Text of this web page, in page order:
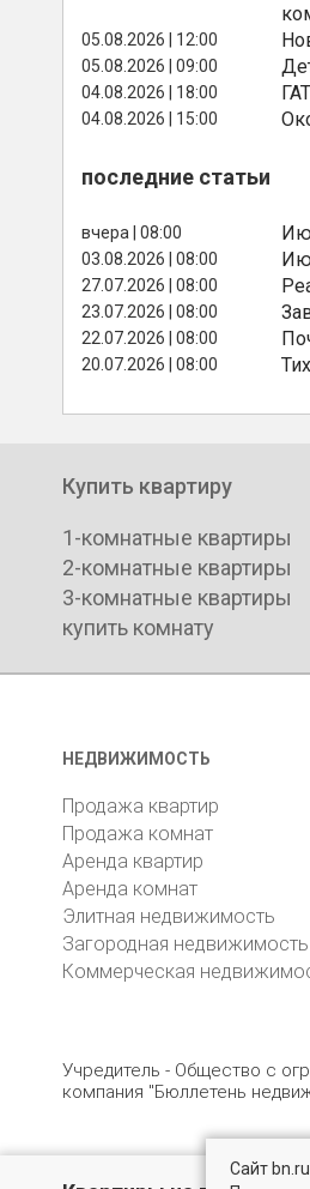
05.08.2026 | 12:00
05.08.2026 | 09:00
04.08.2026 | 18:00
04.08.2026 | 15:00
последние статьи
вчера | 08:00
03.08.2026 | 08:00
27.07.2026 | 08:00
23.07.2026 | 08:00
22.07.2026 | 08:00
20.07.2026 | 08:00
Купить квартиру
1-комнатные квартиры
2-комнатные квартиры
3-комнатные квартиры
купить комнату
НЕДВИЖИМОСТЬ
Продажа квартир
Продажа комнат
Аренда квартир
Аренда комнат
Элитная недвижимость
Загородная недвижимость
Коммерческая
Учредитель - Общество с
компания "Бюллетень
© 2005 – 2026, ООО «УК «БН»
Сайт